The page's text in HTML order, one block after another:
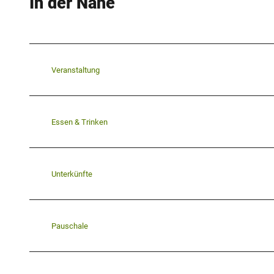
Veranstaltung
Essen & Trinken
Unterkünfte
Pauschale